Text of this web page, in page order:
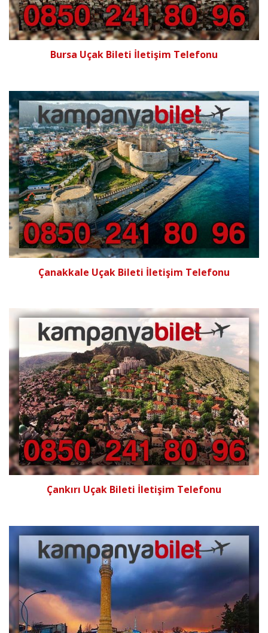
Bursa Uçak Bileti İletişim Telefonu
Çanakkale Uçak Bileti İletişim Telefonu
Çankırı Uçak Bileti İletişim Telefonu